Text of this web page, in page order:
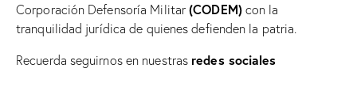
Corporación Defensoría Militar(CODEM)con la
tranquilidad jurídica de quienes defienden la patria.
Recuerda seguirnos en nuestras redes sociales